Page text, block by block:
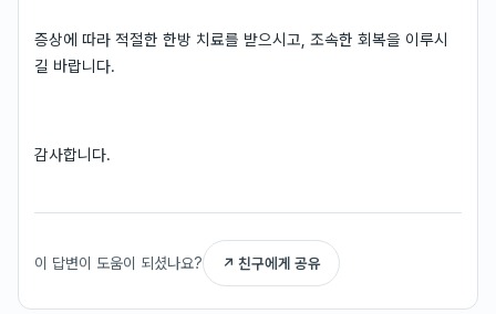
증상에 따라 적절한 한방 치료를 받으시고, 조속한 회복을 이루시
길 바랍니다.
감사합니다.
이 답변이 도움이 되셨나요? ↗ 친구에게 공유